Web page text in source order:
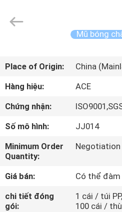
CHỦ
CÁC
SẢN
CHÚNG
TÔI
Headwear
Manufacturing
Mũ bóng
Place of Origin:
China
Hàng hiệu:
ACE
Chứng nhận:
Số mô hình:
JJ014
Minimum Order
Quantity:
Negotiation
Giá bán:
Có thể đàm
chi tiết đóng
gói:
1 cái / túi
100 cái /